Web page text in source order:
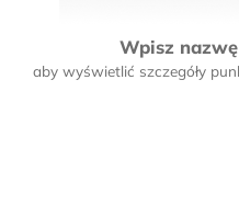
Wpisz
aby wyświetlić szczegóły